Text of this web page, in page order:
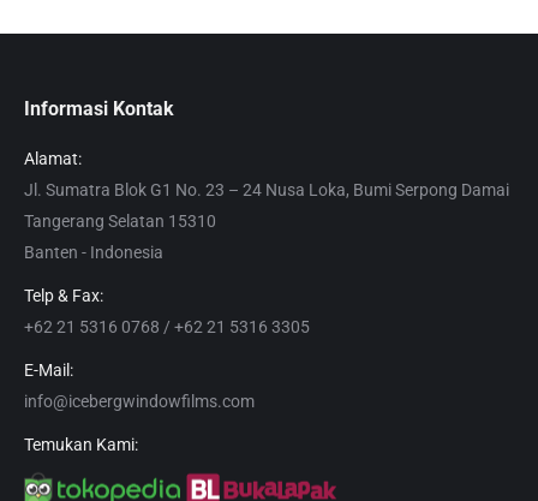
Informasi Kontak
Alamat:
Jl. Sumatra Blok G1 No. 23 – 24 Nusa Loka, Bumi Serpong Damai
Tangerang Selatan 15310
Banten - Indonesia
Telp & Fax:
+62 21 5316 0768 / +62 21 5316 3305
E-Mail:
info@icebergwindowfilms.com
Temukan Kami: